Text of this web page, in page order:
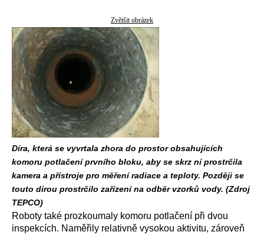
Zvětšit obrázek
Díra, která se vyvrtala zhora do prostor obsahujících
komoru potlačení prvního bloku, aby se skrz ní prostrčila
kamera a přístroje pro měření radiace a teploty. Později se
touto dirou prostrčilo zařízení na odběr vzorků vody. (Zdroj
TEPCO)
Roboty také prozkoumaly komoru potlačení při dvou
inspekcích. Naměřily relativně vysokou aktivitu, zároveň